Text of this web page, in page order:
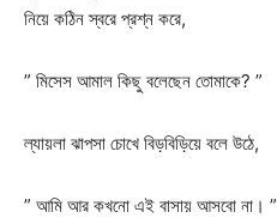
নিয়ে কঠিন স্বরে প্রশ্ন করে,
” মিসেস আমাল কিছু বলেছেন তোমাকে? ”
ল্যায়লা ঝাপসা চোখে বিড়বিড়িয়ে বলে উঠে,
” আমি আর কখনো এই বাসায় আসবো না। ”